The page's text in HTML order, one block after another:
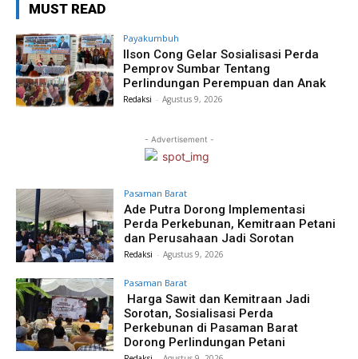
MUST READ
Payakumbuh
Ilson Cong Gelar Sosialisasi Perda
Pemprov Sumbar Tentang
Perlindungan Perempuan dan Anak
Redaksi - Agustus 9, 2026
- Advertisement -
Pasaman Barat
Ade Putra Dorong Implementasi
Perda Perkebunan, Kemitraan Petani
dan Perusahaan Jadi Sorotan
Redaksi - Agustus 9, 2026
Pasaman Barat
Harga Sawit dan Kemitraan Jadi
Sorotan, Sosialisasi Perda
Perkebunan di Pasaman Barat
Dorong Perlindungan Petani